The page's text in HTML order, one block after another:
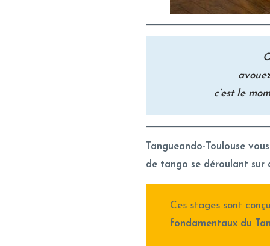
c’est le
Tangueando-Toulouse
de tango se déroulant sur
Ces stages sont
fondamentaux du